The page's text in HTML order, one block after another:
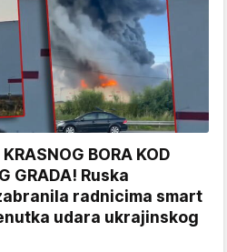
BORA KOD
GRADA! Ruska
radnicima smart
udara ukrajinskog